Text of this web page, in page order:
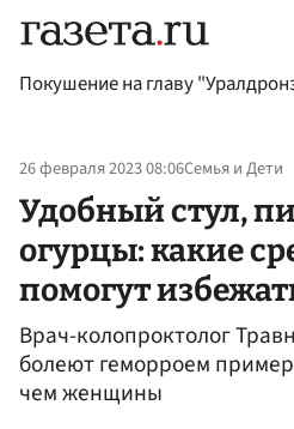
Покушение на главу
26 февраля 2023 08:06Семья и Дети
Удобный стул,
огурцы: какие
помогут
Врач-колопроктолог
болеют геморроем
чем женщины